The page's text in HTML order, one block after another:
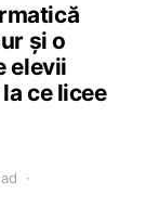
și o
elevii
ce licee